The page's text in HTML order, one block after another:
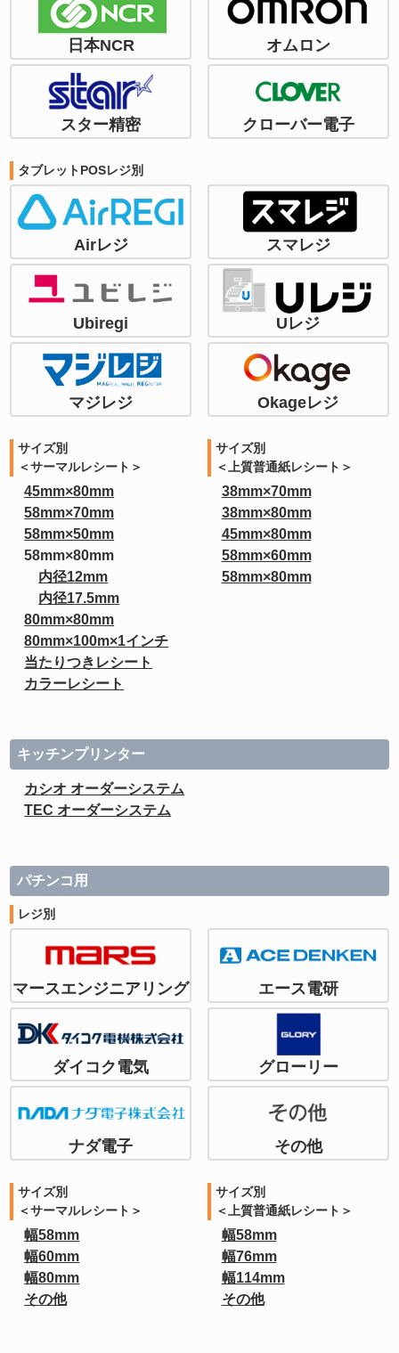
日本NCR オムロン
スター精密 クローバー電子
タブレットPOSレジ別
Airレジ スマレジ
Ubiregi Uレジ
マジレジ Okageレジ
サイズ別
＜サーマルレシート＞
45mm×80mm
58mm×70mm
58mm×50mm
58mm×80mm
内径12mm
内径17.5mm
80mm×80mm
80mm×100m×1インチ
当たりつきレシート
カラーレシート
サイズ別
＜上質普通紙レシート＞
38mm×70mm
38mm×80mm
45mm×80mm
58mm×60mm
58mm×80mm
キッチンプリンター
カシオ オーダーシステム
TEC オーダーシステム
パチンコ用
レジ別
マースエンジニアリング エース電研
ダイコク電気 グローリー
ナダ電子 その他
サイズ別
＜サーマルレシート＞
幅58mm
幅60mm
幅80mm
その他
サイズ別
＜上質普通紙レシート＞
幅58mm
幅76mm
幅114mm
その他